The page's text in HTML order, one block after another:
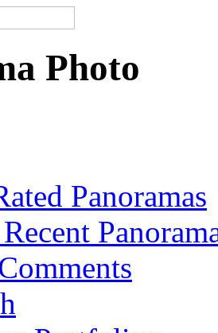
Photo
Panoramas